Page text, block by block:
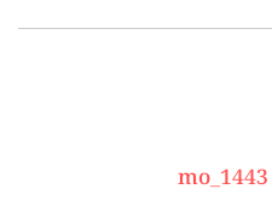
mo_1443